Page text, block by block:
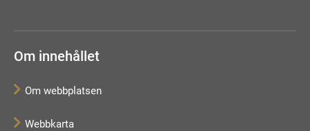
Om innehållet
Om webbplatsen
Webbkarta